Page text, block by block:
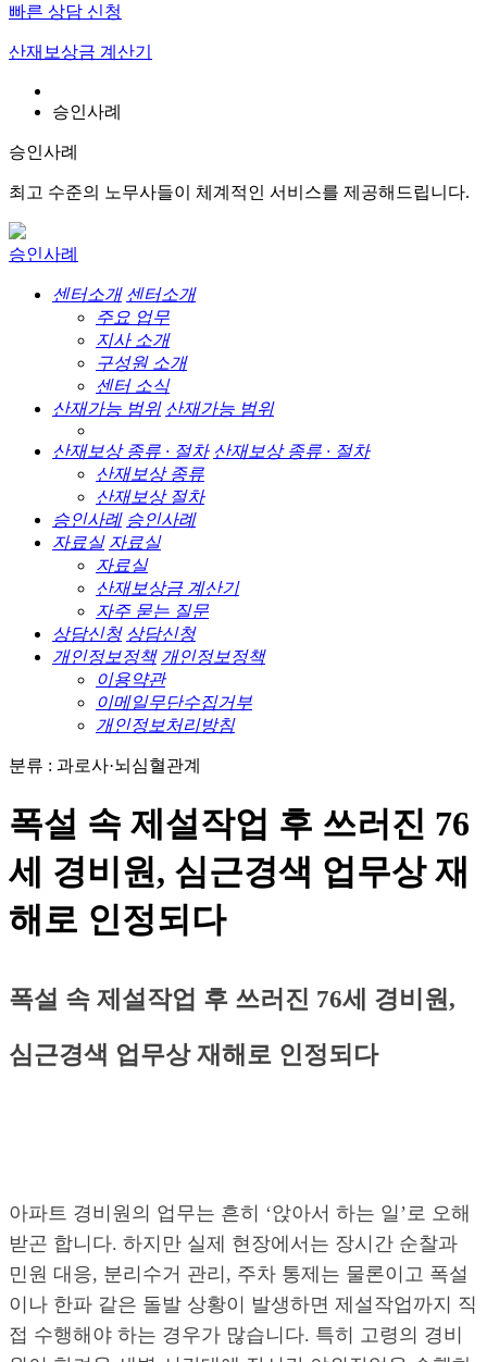
빠른 상담 신청
산재보상금 계산기
승인사례
승인사례
최고 수준의 노무사들이 체계적인 서비스를 제공해드립니다.
승인사례
센터소개 센터소개
주요 업무
지사 소개
구성원 소개
센터 소식
산재가능 범위 산재가능 범위
산재보상 종류 · 절차 산재보상 종류 · 절차
산재보상 종류
산재보상 절차
승인사례 승인사례
자료실 자료실
자료실
산재보상금 계산기
자주 묻는 질문
상담신청 상담신청
개인정보정책 개인정보정책
이용약관
이메일무단수집거부
개인정보처리방침
분류 : 과로사·뇌심혈관계
폭설 속 제설작업 후 쓰러진 76
세 경비원, 심근경색 업무상 재
해로 인정되다
폭설 속 제설작업 후 쓰러진 76세 경비원,
심근경색 업무상 재해로 인정되다
아파트 경비원의 업무는 흔히 ‘앉아서 하는 일’로 오해
받곤 합니다. 하지만 실제 현장에서는 장시간 순찰과
민원 대응, 분리수거 관리, 주차 통제는 물론이고 폭설
이나 한파 같은 돌발 상황이 발생하면 제설작업까지 직
접 수행해야 하는 경우가 많습니다. 특히 고령의 경비